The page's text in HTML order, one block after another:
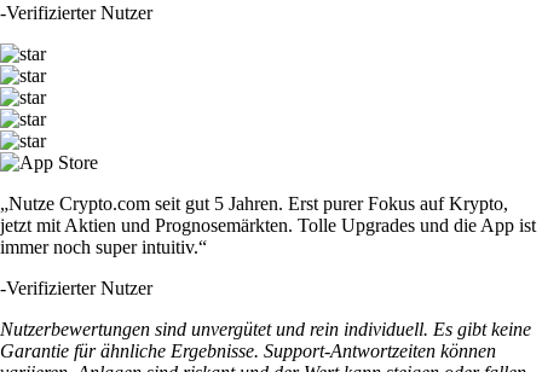
-Verifizierter Nutzer
„Nutze Crypto.com seit gut 5 Jahren. Erst purer Fokus auf Krypto,
jetzt mit Aktien und Prognosemärkten. Tolle Upgrades und die App ist
immer noch super intuitiv.“
-Verifizierter Nutzer
Nutzerbewertungen sind unvergütet und rein individuell. Es gibt keine
Garantie für ähnliche Ergebnisse. Support-Antwortzeiten können